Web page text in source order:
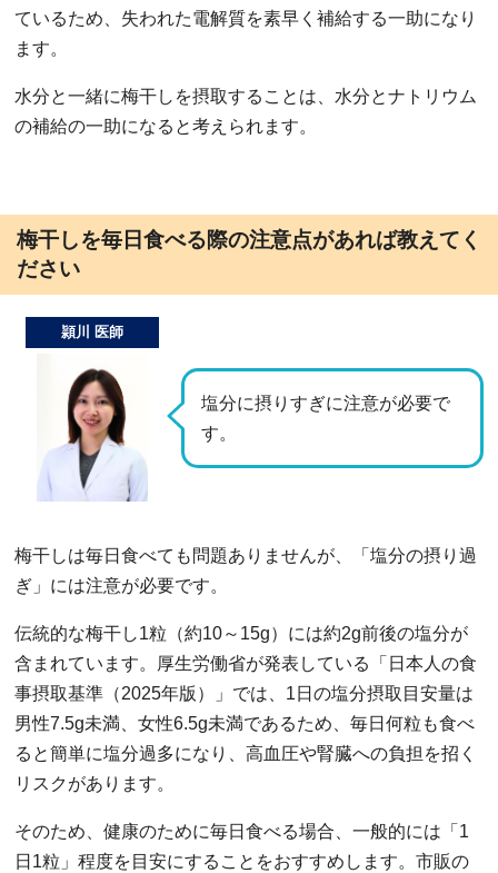
ているため、失われた電解質を素早く補給する一助になり
ます。
水分と一緒に梅干しを摂取することは、水分とナトリウム
の補給の一助になると考えられます。
梅干しを毎日食べる際の注意点があれば教えてく
ださい
塩分に摂りすぎに注意が必要で
す。
頴川 医師
梅干しは毎日食べても問題ありませんが、「塩分の摂り過
ぎ」には注意が必要です。
伝統的な梅干し1粒（約10～15g）には約2g前後の塩分が
含まれています。厚生労働省が発表している「日本人の食
事摂取基準（2025年版）」では、1日の塩分摂取目安量は
男性7.5g未満、女性6.5g未満であるため、毎日何粒も食べ
ると簡単に塩分過多になり、高血圧や腎臓への負担を招く
リスクがあります。
そのため、健康のために毎日食べる場合、一般的には「1
日1粒」程度を目安にすることをおすすめします。市販の